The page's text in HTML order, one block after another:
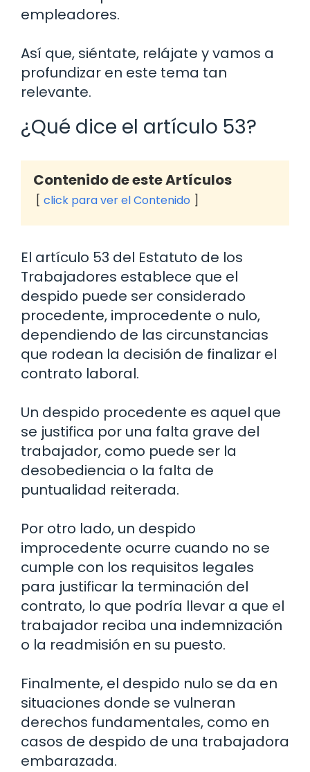
empleadores.
Así que, siéntate, relájate y vamos a
profundizar en este tema tan
relevante.
¿Qué dice el artículo 53?
Contenido de este Artículos
click para ver el Contenido
El artículo 53 del Estatuto de los
Trabajadores establece que el
despido puede ser considerado
procedente, improcedente o nulo,
dependiendo de las circunstancias
que rodean la decisión de finalizar el
contrato laboral.
Un despido procedente es aquel que
se justifica por una falta grave del
trabajador, como puede ser la
desobediencia o la falta de
puntualidad reiterada.
Por otro lado, un despido
improcedente ocurre cuando no se
cumple con los requisitos legales
para justificar la terminación del
contrato, lo que podría llevar a que el
trabajador reciba una indemnización
o la readmisión en su puesto.
Finalmente, el despido nulo se da en
situaciones donde se vulneran
derechos fundamentales, como en
casos de despido de una trabajadora
embarazada.